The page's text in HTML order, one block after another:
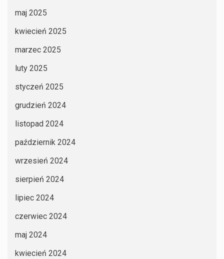
maj 2025
kwiecień 2025
marzec 2025
luty 2025
styczeń 2025
grudzień 2024
listopad 2024
październik 2024
wrzesień 2024
sierpień 2024
lipiec 2024
czerwiec 2024
maj 2024
kwiecień 2024